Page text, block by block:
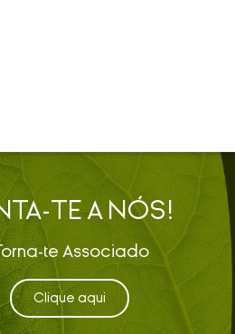
TE A NÓS!
te Associado
Clique aqui